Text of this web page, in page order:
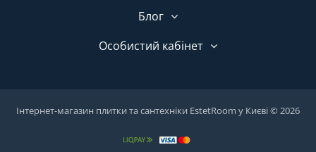
Блог
Особистий кабінет
Інтернет-магазин плитки та сантехніки EstetRoom у Києві © 2026